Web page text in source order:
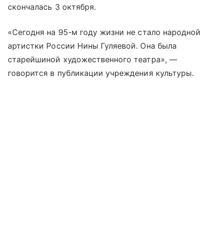
скончалась 3 октября.
«Сегодня на 95-м году жизни не стало народной
артистки России Нины Гуляевой. Она была
старейшиной художественного театра», —
говорится в публикации учреждения культуры.